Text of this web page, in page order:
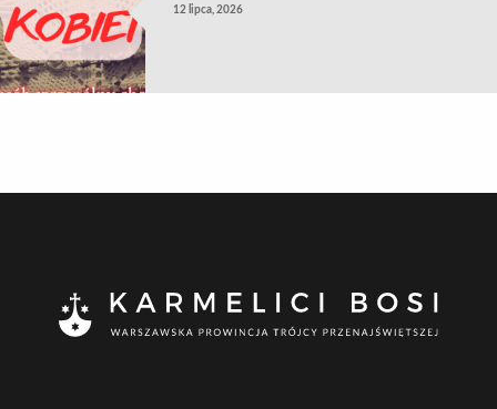
12 lipca, 2026